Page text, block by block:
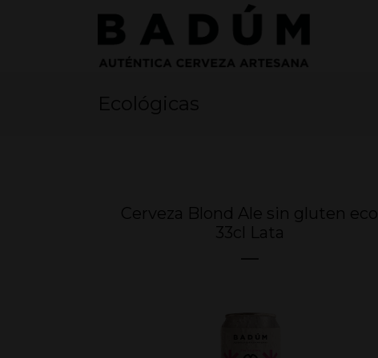
Cerveza Blond Ale sin gluten eco
33cl Lata